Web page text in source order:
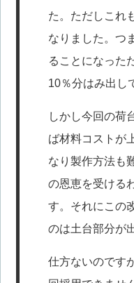
た。ただしこれ
なりました。つ
ることになった
10％分はみ出し
しかし今回の荷
ば材料コストが
なり製作方法も
の恩恵を受ける
す。それにこの
のは土台部分が
仕方ないのです